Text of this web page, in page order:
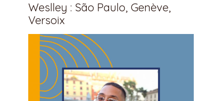
Weslley : São Paulo, Genève,
Versoix